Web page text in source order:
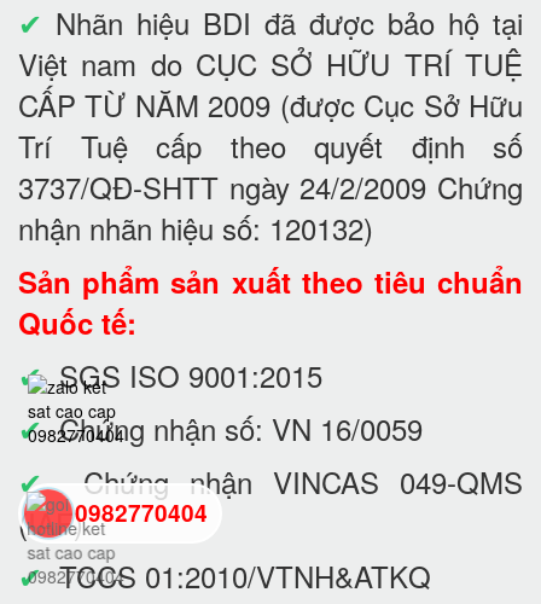
✔ Nhãn hiệu BDI đã được bảo hộ tại
Việt nam do CỤC SỞ HỮU TRÍ TUỆ
CẤP TỪ NĂM 2009 (được Cục Sở Hữu
Trí Tuệ cấp theo quyết định số
3737/QĐ-SHTT ngày 24/2/2009 Chứng
nhận nhãn hiệu số: 120132)
Sản phẩm sản xuất theo tiêu chuẩn
Quốc tế:
✔SGS ISO 9001:2015
✔Chứng nhận số: VN 16/0059
✔Chứng nhận VINCAS 049-QMS
(IAF)
✔TCCS 01:2010/VTNH&ATKQ
0982770404